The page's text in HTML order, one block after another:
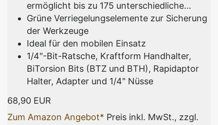
ermöglicht bis zu 175 unterschiedliche...
Grüne Verriegelungselemente zur Sicherung
der Werkzeuge
Ideal für den mobilen Einsatz
1/4"-Bit-Ratsche, Kraftform Handhalter,
BiTorsion Bits (BTZ und BTH), Rapidaptor
Halter, Adapter und 1/4" Nüsse
68,90 EUR
Zum Amazon Angebot* Preis inkl. MwSt., zzgl.